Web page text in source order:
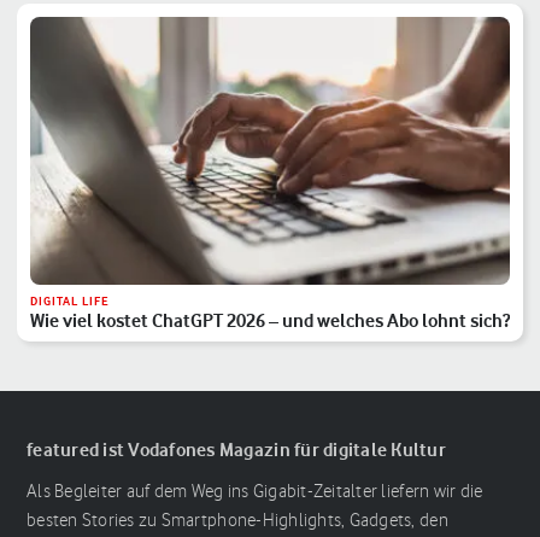
DIGITAL LIFE
Wie viel kostet ChatGPT 2026 – und welches Abo lohnt sich?
featured ist Vodafones Magazin für digitale Kultur
Als Begleiter auf dem Weg ins Gigabit-Zeitalter liefern wir die
besten Stories zu Smartphone-Highlights, Gadgets, den